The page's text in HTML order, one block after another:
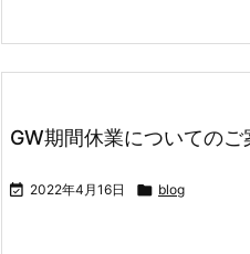
GW期間休業についてのご
 2022年4月16日  blog